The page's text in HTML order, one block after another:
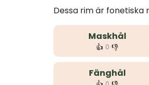
Dessa rim är fonetiska
Maskhål
👍 0 👎
Fänghål